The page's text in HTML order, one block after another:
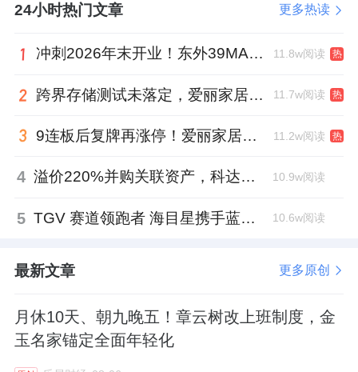
24小时热门文章 更多热读
冲刺2026年末开业！东外39MALL全球招商启幕，重构东直门商圈格局 11.8w阅读 热
跨界存储测试未落定，爱丽家居复牌前自揭多重风险 11.7w阅读 热
9连板后复牌再涨停！爱丽家居市盈率318倍，跨界收购案尚未落地 11.2w阅读 热
4 溢价220%并购关联资产，科达制造近75亿元重组被否 10.9w阅读
5 TGV 赛道领跑者 海目星携手蓝思科技掘金先进封装 10.6w阅读
最新文章 更多原创
月休10天、朝九晚五！章云树改上班制度，金
玉名家锚定全面年轻化